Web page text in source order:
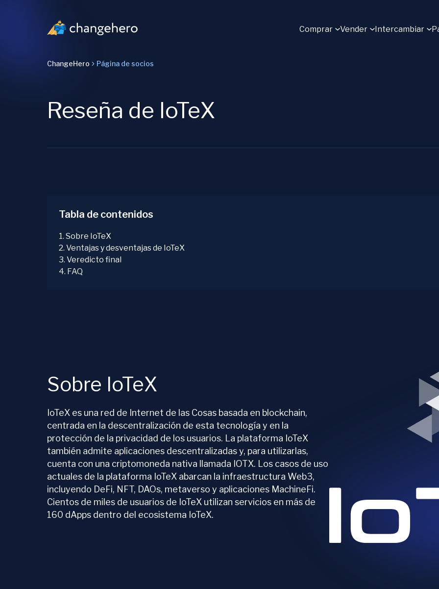
Comprar Vender Intercambiar
ChangeHero Página de socios
Reseña de IoTeX
Tabla de contenidos
1. Sobre IoTeX
2. Ventajas y desventajas de IoTeX
3. Veredicto final
4. FAQ
Sobre IoTeX
IoTeX es una red de Internet de las Cosas basada en blockchain,
centrada en la descentralización de esta tecnología y en la
protección de la privacidad de los usuarios. La plataforma IoTeX
también admite aplicaciones descentralizadas y, para utilizarlas,
cuenta con una criptomoneda nativa llamada IOTX. Los casos de uso
actuales de la plataforma IoTeX abarcan la infraestructura Web3,
incluyendo DeFi, NFT, DAOs, metaverso y aplicaciones MachineFi.
Cientos de miles de usuarios de IoTeX utilizan servicios en más de
160 dApps dentro del ecosistema IoTeX.